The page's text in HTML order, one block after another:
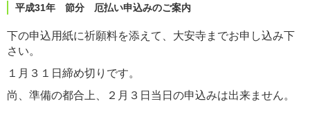
平成31年 節分 厄払い申込みのご案内
下の申込用紙に祈願料を添えて、大安寺までお申し込み下
さい。
１月３１日締め切りです。
尚、準備の都合上、２月３日当日の申込みは出来ません。